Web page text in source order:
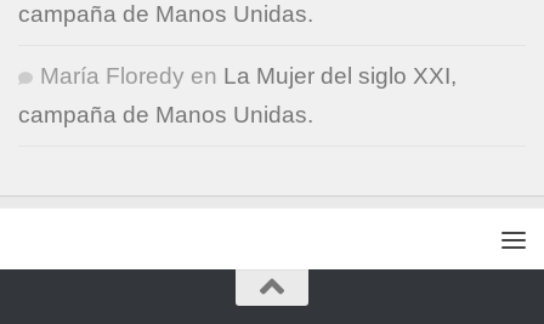
campaña de Manos Unidas.
María Floredy en La Mujer del siglo XXI,
campaña de Manos Unidas.